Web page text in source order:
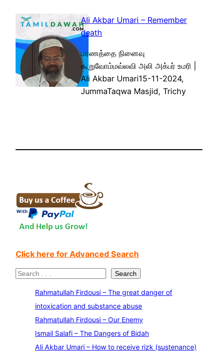
Ali Akbar Umari – Remember
death
மரணத்தை நினைவு
கூறுவோம்மவ்லவி அலி அக்பர் உமரி |
Ali Akbar Umari15-11-2024,
JummaTaqwa Masjid, Trichy
Click here for Advanced Search
S
Search
Rahmatullah Firdousi – The great danger of
intoxication and substance abuse
Rahmatullah Firdousi – Our Enemy
Ismail Salafi – The Dangers of Bidah
Ali Akbar Umari – How to receive rizk (sustenance)